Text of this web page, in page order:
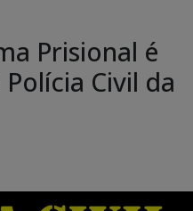
Prisional é
Civil da